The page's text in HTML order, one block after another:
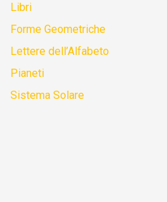
Libri
Forme Geometriche
Lettere dell’Alfabeto
Pianeti
Sistema Solare